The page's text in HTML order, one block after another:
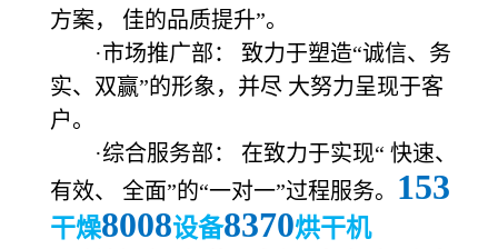
方案，
佳的品质提升”。
·市场推广部： 致力于塑造“诚信、务
实、双赢”的形象，并尽 大努力呈现于客
户。
·综合服务部： 在致力于实现“ 快速、
有效、
全面”的“一对一”过程服务。 153
干燥8008设备8370烘干机